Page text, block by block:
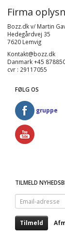
Firma
Bozz.dk v/ Martin
Hedegårdvej 35
7620 Lemvig
Kontakt@bozz.dk
Danmark +45
cvr : 29117055
FØLG OS
gruppe
TILMELD
Email-
adresse
Tilmeld